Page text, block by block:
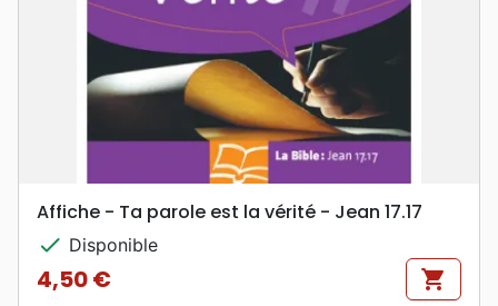
Affiche - Ta parole est la vérité - Jean 17.17
check Disponible
Prix
4,50 € shopping_cart